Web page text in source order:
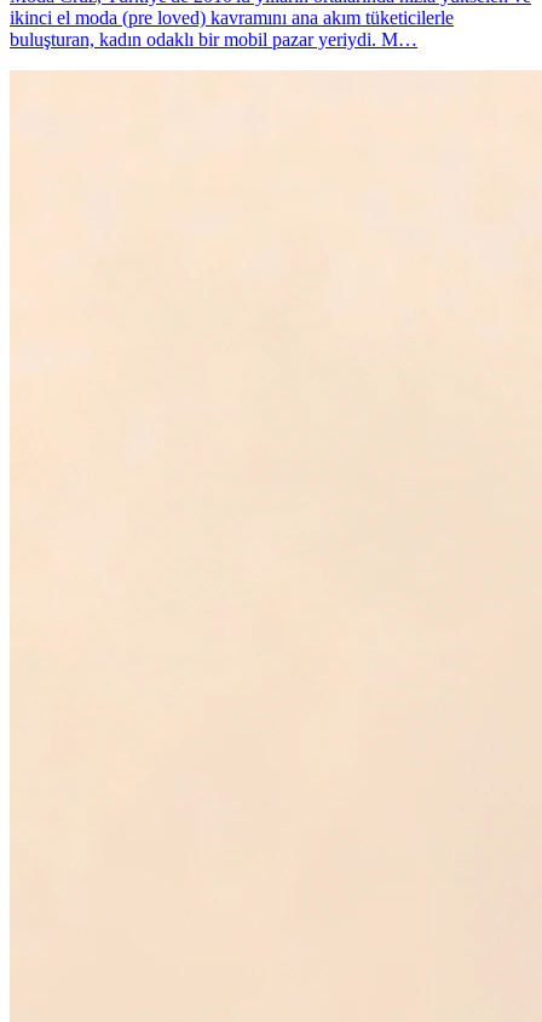
ikinci el moda (pre loved) kavramını ana akım tüketicilerle
buluşturan, kadın odaklı bir mobil pazar yeriydi. M…